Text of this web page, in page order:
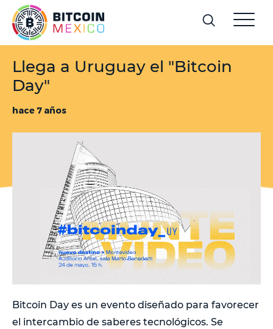
Llega a Uruguay el "Bitcoin
Day"
hace 7 años
Bitcoin Day es un evento diseñado para favorecer
el intercambio de saberes tecnológicos. Se